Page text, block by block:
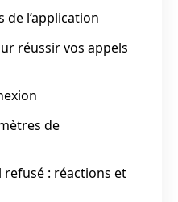
de l’application
réussir vos appels
de
refusé : réactions et